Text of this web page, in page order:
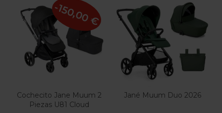
Cochecito Jane Muum 2
Piezas U81 Cloud
-150,00 €
Jané Muum Duo 2026